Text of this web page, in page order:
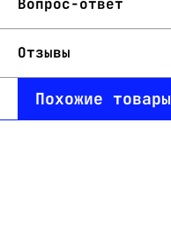
Вопрос-ответ
Отзывы
Похожие товары